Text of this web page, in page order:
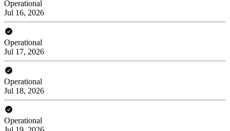
Operational
Jul 16, 2026
Operational
Jul 17, 2026
Operational
Jul 18, 2026
Operational